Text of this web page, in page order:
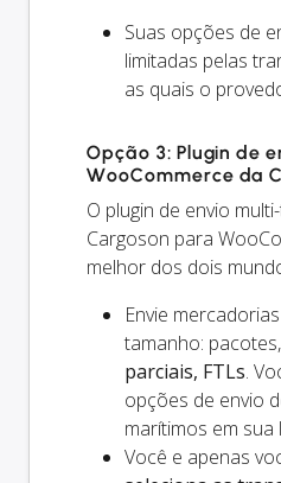
Suas opções de
limitadas pelas
as quais o
Opção 3: Plugin de
WooCommerce da
O plugin de envio
Cargoson para
melhor dos dois
Envie
tamanho: pacotes,
parciais, FTLs.
opções de envio
marítimos em sua
Você e apenas